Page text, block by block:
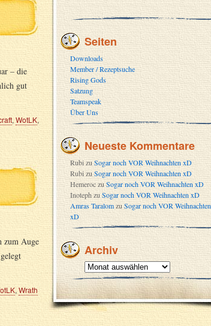
– die
gut
, WotLK,
zum Auge
,Wrath
Seiten
Downloads
Member / Rezeptsuche
Rising Gods
Satzung
Teamspeak
Über Uns
Neueste Kommentare
RubizuSogar noch VOR Weihnachten xD
Rubizu Sogar noch VOR Weihnachten xD
HemeroczuSogar noch VOR Weihnachten xD
Inotephzu Sogar noch VOR Weihnachten xD
Amras TaralomzuSogar noch VOR Weihnachten
xD
Archiv